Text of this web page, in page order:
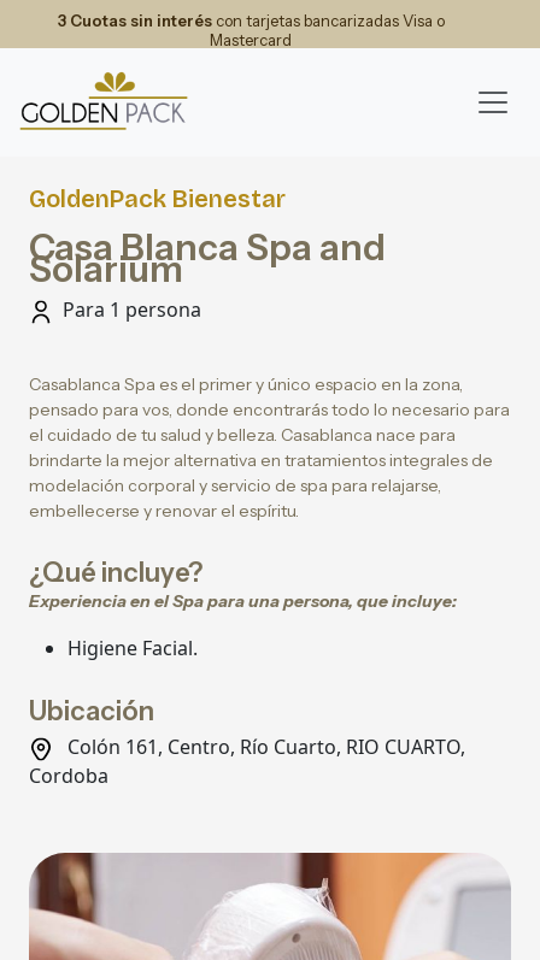
3 Cuotas sin interéscon tarjetas bancarizadas Visa o
Mastercard
GoldenPack Bienestar
Casa Blanca Spa and
Solarium
Para 1 persona
Casablanca Spa es el primer y único espacio en la zona,
pensado para vos, donde encontrarás todo lo necesario para
el cuidado de tu salud y belleza. Casablanca nace para
brindarte la mejor alternativa en tratamientos integrales de
modelación corporal y servicio de spa para relajarse,
embellecerse y renovar el espíritu.
¿Qué incluye?
Experiencia en el Spa para una persona, que incluye:
Higiene Facial.
Ubicación
Colón 161, Centro, Río Cuarto, RIO CUARTO,
Cordoba